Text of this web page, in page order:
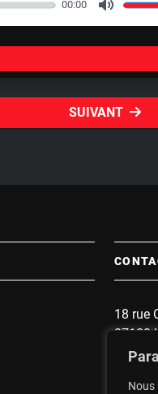
Nous
00:00
M
u
SUIVANT
18 rue
87100
BP :